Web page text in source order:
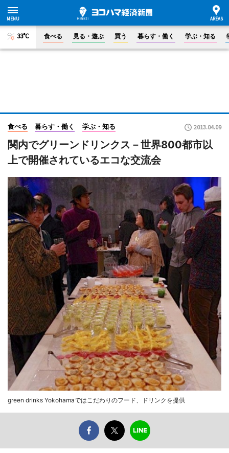
33°C 食べる 見る・遊ぶ 買う 暮らす・働く 学ぶ・知る
食べる 暮らす・働く 学ぶ・知る 2013.04.09
関内でグリーンドリンクス－世界800都市以
上で開催されているエコな交流会
green drinks Yokohamaではこだわりのフード、ドリンクを提供